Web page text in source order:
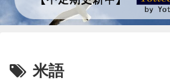
米語